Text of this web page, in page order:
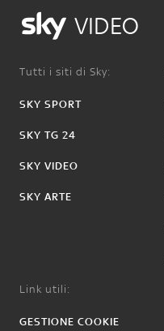
VIDEO
Tutti i siti di Sky:
SKY SPORT
SKY TG 24
SKY VIDEO
SKY ARTE
Link utili:
GESTIONE COOKIE